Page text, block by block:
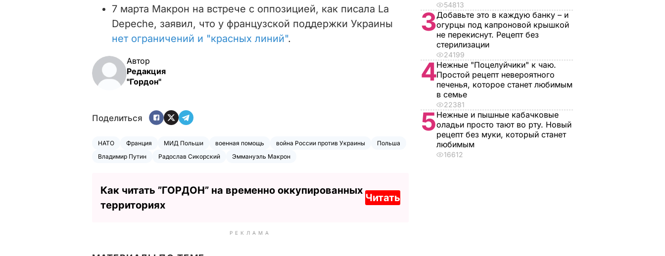
7 марта Макрон на встрече с оппозицией, как писала La
Depeche, заявил, что у французской поддержки Украины
нет ограничений и "красных линий".
Автор
Редакция
"Гордон"
Поделиться
НАТО Франция МИД Польши военная помощь война России против Украины
Польша
Владимир Путин
Радослав Сикорский Эммануэль Макрон
Как читать ”ГОРДОН” на временно оккупированных
территориях
Читать
РЕКЛАМА
54813
3Добавьте это в каждую банку – и
огурцы под капроновой крышкой
не перекиснут. Рецепт без
стерилизации
24199
4Нежные "Поцелуйчики" к чаю.
Простой рецепт невероятного
печенья, которое станет любимым
в семье
22381
5Нежные и пышные кабачковые
оладьи просто тают во рту. Новый
рецепт без муки, который станет
любимым
16612